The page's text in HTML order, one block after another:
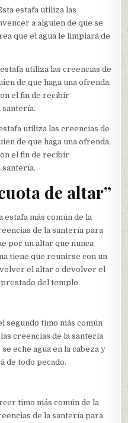
estafa utiliza las
a alguien de que se
que el agua le limpiará de
utiliza las creencias de
de que haga una ofrenda,
el fin de recibir
santería.
utiliza las creencias de
de que haga una ofrenda,
el fin de recibir
santería.
de altar”
estafa más común de la
de la santería para
por un altar que nunca
tiene que reunirse con un
el altar o devolver el
del templo.
segundo timo más común
creencias de la santería
eche agua en la cabeza y
de todo pecado.
timo más común de la
de la santería para